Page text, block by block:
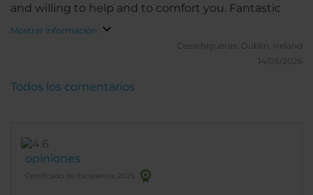
and willing to help and to comfort you. Fantastic
Mostrar información
Cesarhigueras. Dublin, Ireland
14/05/2026
opiniones
Certificado de Excelencia 2025
Todos los comentarios